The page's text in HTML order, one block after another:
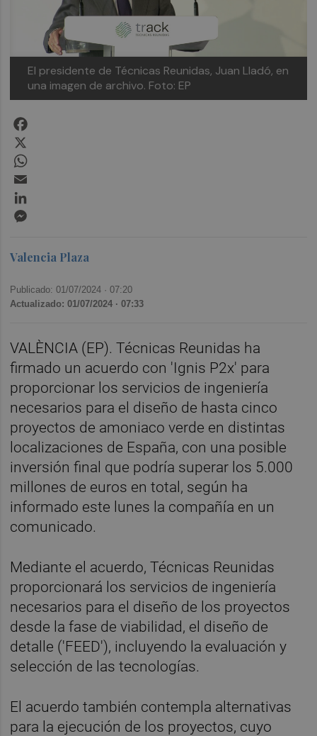
El presidente de Técnicas Reunidas, Juan Lladó, en
una imagen de archivo. Foto: EP
Valencia Plaza
Publicado: 01/07/2024 ·07:20
Actualizado: 01/07/2024 · 07:33
VALÈNCIA (EP). Técnicas Reunidas ha
firmado un acuerdo con 'Ignis P2x' para
proporcionar los servicios de ingeniería
necesarios para el diseño de hasta cinco
proyectos de amoniaco verde en distintas
localizaciones de España, con una posible
inversión final que podría superar los 5.000
millones de euros en total, según ha
informado este lunes la compañía en un
comunicado.
Mediante el acuerdo, Técnicas Reunidas
proporcionará los servicios de ingeniería
necesarios para el diseño de los proyectos
desde la fase de viabilidad, el diseño de
detalle ('FEED'), incluyendo la evaluación y
selección de las tecnologías.
El acuerdo también contempla alternativas
para la ejecución de los proyectos, cuyo